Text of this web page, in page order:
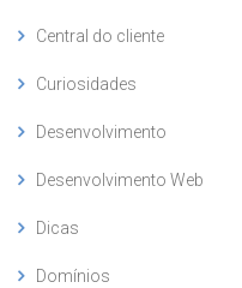
Central do cliente
Curiosidades
Desenvolvimento
Desenvolvimento Web
Dicas
Domínios